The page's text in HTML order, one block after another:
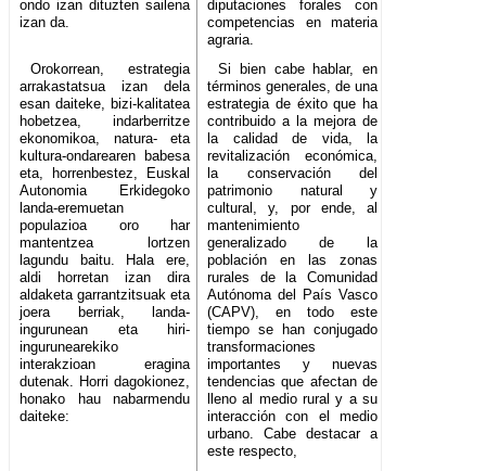
ondo izan dituzten sailena
izan da.
diputaciones forales con
competencias en materia
agraria.
Orokorrean, estrategia
arrakastatsua izan dela
esan daiteke, bizi-kalitatea
hobetzea, indarberritze
ekonomikoa, natura- eta
kultura-ondarearen babesa
eta, horrenbestez, Euskal
Autonomia Erkidegoko
landa-eremuetan
populazioa oro har
mantentzea lortzen
lagundu baitu. Hala ere,
aldi horretan izan dira
aldaketa garrantzitsuak eta
joera berriak, landa-
ingurunean eta hiri-
ingurunearekiko
interakzioan eragina
dutenak. Horri dagokionez,
honako hau nabarmendu
daiteke:
Si bien cabe hablar, en
términos generales, de una
estrategia de éxito que ha
contribuido a la mejora de
la calidad de vida, la
revitalización económica,
la conservación del
patrimonio natural y
cultural, y, por ende, al
mantenimiento
generalizado de la
población en las zonas
rurales de la Comunidad
Autónoma del País Vasco
(CAPV), en todo este
tiempo se han conjugado
transformaciones
importantes y nuevas
tendencias que afectan de
lleno al medio rural y a su
interacción con el medio
urbano. Cabe destacar a
este respecto,